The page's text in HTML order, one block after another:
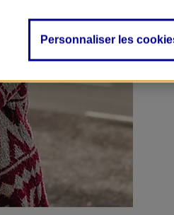
Personnaliser les